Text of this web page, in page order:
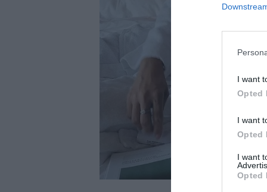
I want
Opted
I want
Opted
I want
Opted